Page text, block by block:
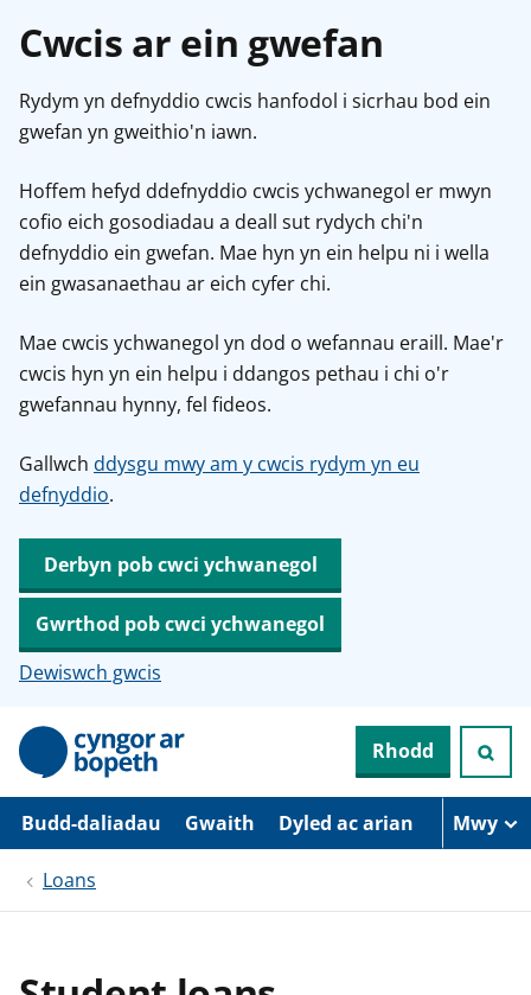
Cwcis ar ein gwefan
Rydym yn defnyddio cwcis hanfodol i sicrhau bod ein
gwefan yn gweithio'n iawn.
Hoffem hefyd ddefnyddio cwcis ychwanegol er mwyn
cofio eich gosodiadau a deall sut rydych chi'n
defnyddio ein gwefan. Mae hyn yn ein helpu ni i wella
ein gwasanaethau ar eich cyfer chi.
Mae cwcis ychwanegol yn dod o wefannau eraill. Mae'r
cwcis hyn yn ein helpu i ddangos pethau i chi o'r
gwefannau hynny, fel fideos.
Gallwch ddysgu mwy am y cwcis rydym yn eu
defnyddio.
Derbyn pob cwci ychwanegol
Gwrthod pob cwci ychwanegol
Dewiswch gwcis
N
d
r
Rhodd
Budd-daliadau Gwaith Dyled ac arian Mwy
Loans